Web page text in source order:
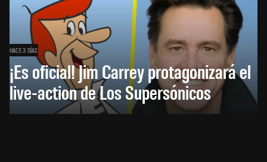
HACE 3 DÍAS
¡Es oficial! Jim Carrey protagonizará el
live-action de Los Supersónicos